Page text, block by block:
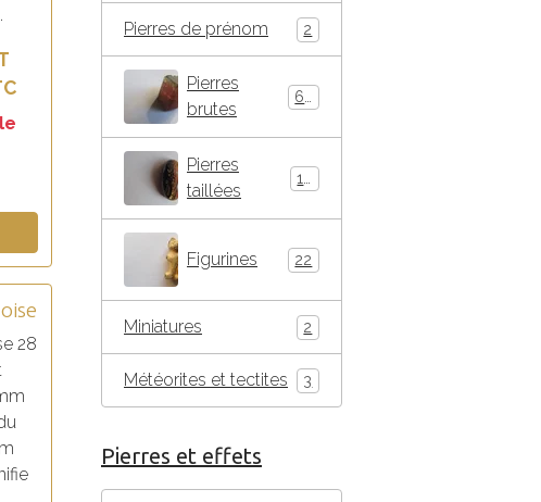
28
Pierres de prénom 2
Pierres
brutes
Pierres
taillées
Figurines 22
Miniatures 2
Météorites et tectites 3
Pierres et effets